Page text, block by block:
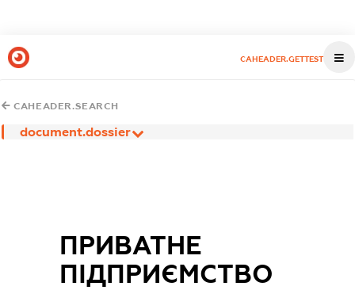
CAHEADER.GETTEST
CAHEADER.SEARCH
document.dossier
ПРИВАТНЕ
ПІДПРИЄМСТВО